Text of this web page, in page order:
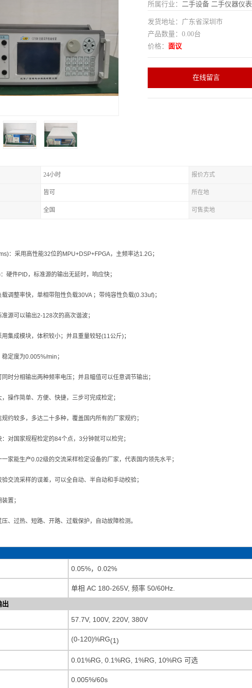
所属行业： 二手设备 二手仪器仪表
发货地址：广东省深圳市
产品数量：0.00台
价格： 面议
在线留言
24小时 报价方式
皆可 所在地
全国 可售卖地
：采用高性能32位的MPU+DSP+FPGA，主频率达1.2G；
硬件PID，标准源的输出无延时，响应快；
调整率快，单相带阻性负载30VA ；带纯容性负载(0.33uf)；
源可以输出2-128次的高次谐波；
集成模块，体积较小；并且重量较轻(11公斤)；
定度为0.005%/min；
时分相输出两种频率电压；并且幅值可以任意调节输出；
操作简单、方便、快捷，三步可完成检定；
约较多，多达二十多种，覆盖国内所有的厂家规约；
对国家规程检定的84个点，3分钟就可以检完；
一家能生产0.02级的交流采样检定设备的厂家，代表国内领先水平；
交流采样的误差，可以全自动、半自动和手动校验；
置；
、过热、短路、开路、过载保护，自动故障检测。
0.05%，0.02%
单相 AC 180-265V, 频率 50/60Hz.
出
57.7V, 100V, 220V, 380V
(0-120)%RG(1)
0.01%RG, 0.1%RG, 1%RG, 10%RG 可选
0.005%/60s